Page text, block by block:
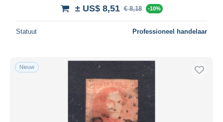
± US$ 8,51 € 8,18 -10%
Statuut Professioneel handelaar
Nieuw